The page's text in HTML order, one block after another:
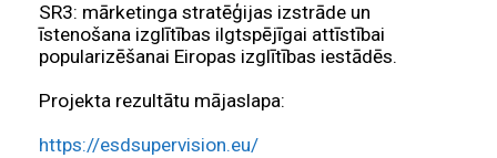
SR3: mārketinga stratēģijas izstrāde un
īstenošana izglītības ilgtspējīgai attīstībai
popularizēšanai Eiropas izglītības iestādēs.
Projekta rezultātu mājaslapa:
https://esdsupervision.eu/